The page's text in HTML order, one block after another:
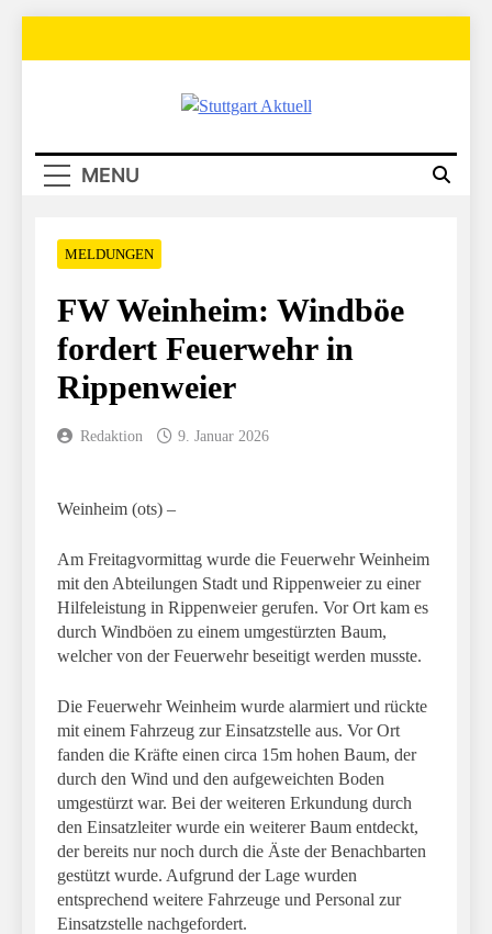
Stuttgart
MENU
MELDUNGEN
FW Weinheim: Windböe
fordert Feuerwehr in
Rippenweier
Redaktion 9. Januar 2026
Weinheim (ots) –
Am Freitagvormittag wurde die Feuerwehr Weinheim
mit den Abteilungen Stadt und Rippenweier zu einer
Hilfeleistung in Rippenweier gerufen. Vor Ort kam es
durch Windböen zu einem umgestürzten Baum,
welcher von der Feuerwehr beseitigt werden musste.
Die Feuerwehr Weinheim wurde alarmiert und rückte
mit einem Fahrzeug zur Einsatzstelle aus. Vor Ort
fanden die Kräfte einen circa 15m hohen Baum, der
durch den Wind und den aufgeweichten Boden
umgestürzt war. Bei der weiteren Erkundung durch
den Einsatzleiter wurde ein weiterer Baum entdeckt,
der bereits nur noch durch die Äste der Benachbarten
gestützt wurde. Aufgrund der Lage wurden
entsprechend weitere Fahrzeuge und Personal zur
Einsatzstelle nachgefordert.